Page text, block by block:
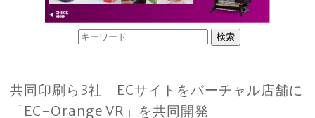
共同印刷ら3社 ECサイトをバーチャル店舗に
「EC-Orange VR」を共同開発